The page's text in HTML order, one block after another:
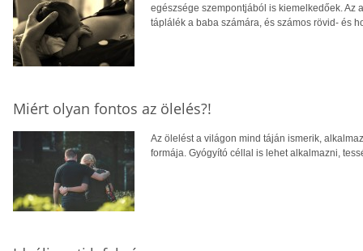
egészsége szempontjából is kiemelkedőek.
táplálék a baba számára, és számos rövid- és
Miért olyan fontos az ölelés?!
Az ölelést a világon mind táján ismerik,
formája. Gyógyító céllal is lehet alkalmazni,